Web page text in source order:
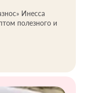
Инесса
полезного и